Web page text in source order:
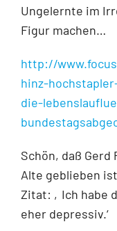
Ungelernte im
Figur machen…
http://
hinz-
die-
Schön, daß
Alte geblieben
Zitat: ‚Ich habe
eher depressiv.‘